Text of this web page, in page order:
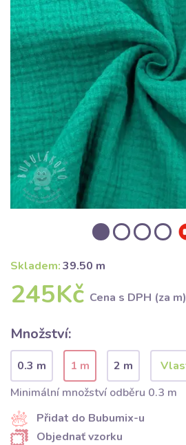
Skladem:39.50 m
245Kč Cena s DPH (za m)
Množství:
0.3 m 1 m
2 m
Minimální množství odběru 0.3 m
Přidat do Bubumix-u
Objednať vzorku